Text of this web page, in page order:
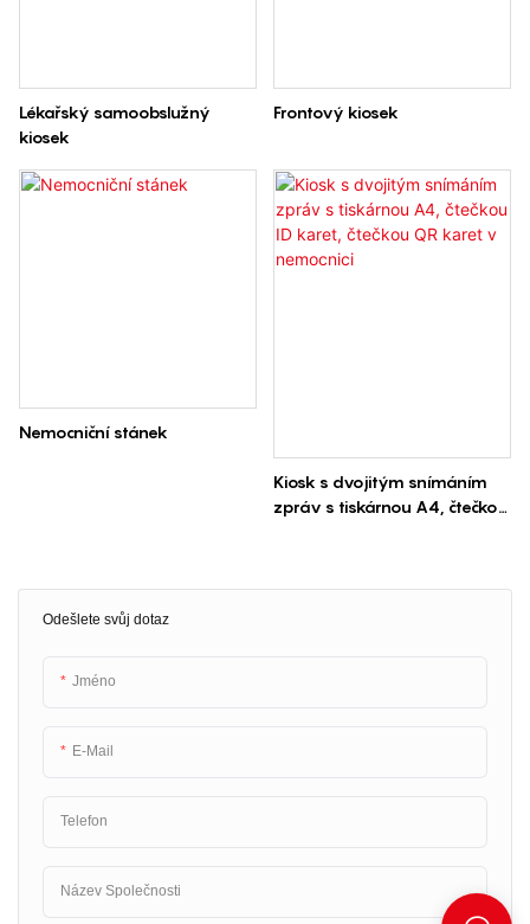
Odešlete svůj dotaz
Jméno
E-Mail
Telefon
Název Společnosti
Lékařský samoobslužný
kiosek
Frontový kiosek
Nemocniční stánek
Kiosk s dvojitým snímáním
zpráv s tiskárnou A4, čtečkou